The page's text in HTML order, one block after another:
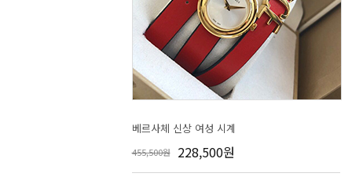
베르사체 신상 여성 시계
455,500원 228,500원